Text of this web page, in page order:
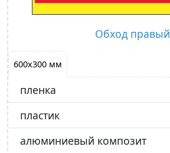
Обход правый
600х300 мм
пленка
пластик
алюминиевый композит